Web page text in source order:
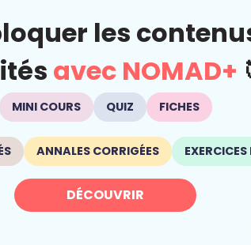
les
avec NOMAD+
MINI COURS QUIZ FICHES
ANNALES CORRIGÉES
DÉCOUVRIR